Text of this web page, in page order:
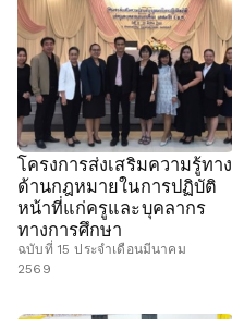
โครงการส่งเสริมความรู้ทาง
ด้านกฎหมายในการปฏิบัติ
หน้าที่แก่ครูและบุคลากร
ทางการศึกษา
ฉบับที่ 15 ประจำเดือนมีนาคม
2569